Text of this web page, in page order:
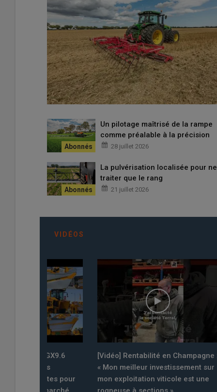
Un pilotage maîtrisé de la rampe
comme préalable à la précision
28 juillet 2026
La pulvérisation localisée pour ne
traiter que le rang
21 juillet 2026
VIDÉOS
[Vidéo] Rentabilité en Champagne :
« Mon meilleur investissement sur
mon exploitation viticole est une
dix